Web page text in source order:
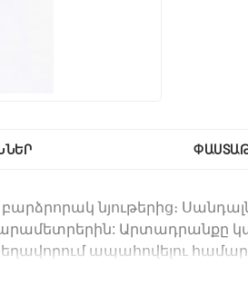
բարձրորակ նյութերից։ Ս
Արտադրանքը
ապահովելու